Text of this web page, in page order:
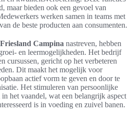
maar bieden ook een gevoel van
werken samen in teams met
de beste producten aan consumenten.
Campina nastreven, hebben
en leermogelijkheden. Het bedrijf
cursussen, gericht op het verbeteren
Dit maakt het mogelijk voor
actief vorm te geven en door te
Het stimuleren van persoonlijke
het vaandel, wat een belangrijk aspect
is in voeding en zuivel banen.